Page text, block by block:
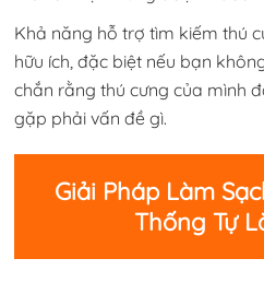
Khả năng hỗ trợ tìm kiếm thú
hữu ích, đặc biệt nếu bạn
chắn rằng thú cưng của mình
gặp phải vấn đề gì.
Giải Pháp Làm
Thống Tự